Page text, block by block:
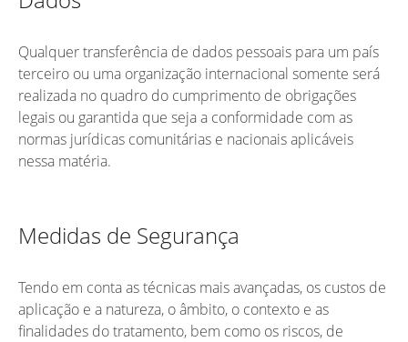
Qualquer transferência de dados pessoais para um país
terceiro ou uma organização internacional somente será
realizada no quadro do cumprimento de obrigações
legais ou garantida que seja a conformidade com as
normas jurídicas comunitárias e nacionais aplicáveis
nessa matéria.
Medidas de Segurança
Tendo em conta as técnicas mais avançadas, os custos de
aplicação e a natureza, o âmbito, o contexto e as
finalidades do tratamento, bem como os riscos, de